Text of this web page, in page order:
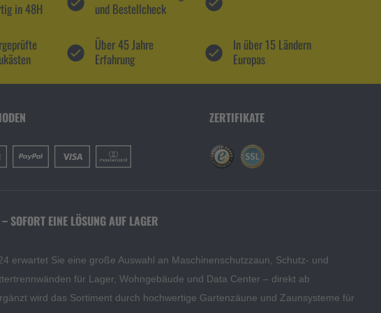
in 48H
und Bestellcheck
Über 45 Jahre
Erfahrung
In über 15 Ländern
Europas
ZERTIFIKATE
SOFORT EINE LÖSUNG AUF LAGER
erwartet Sie eine große Auswahl an Maschinenschutzzaun, Schutz- und
für Lager, Wohngebäude und Data Center – direkt ab
wird das Sortiment durch hochwertige Gartenzäune und Zaunsysteme für